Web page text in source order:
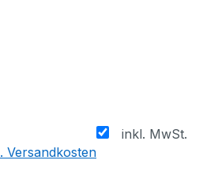
inkl. MwSt.
Versandkosten